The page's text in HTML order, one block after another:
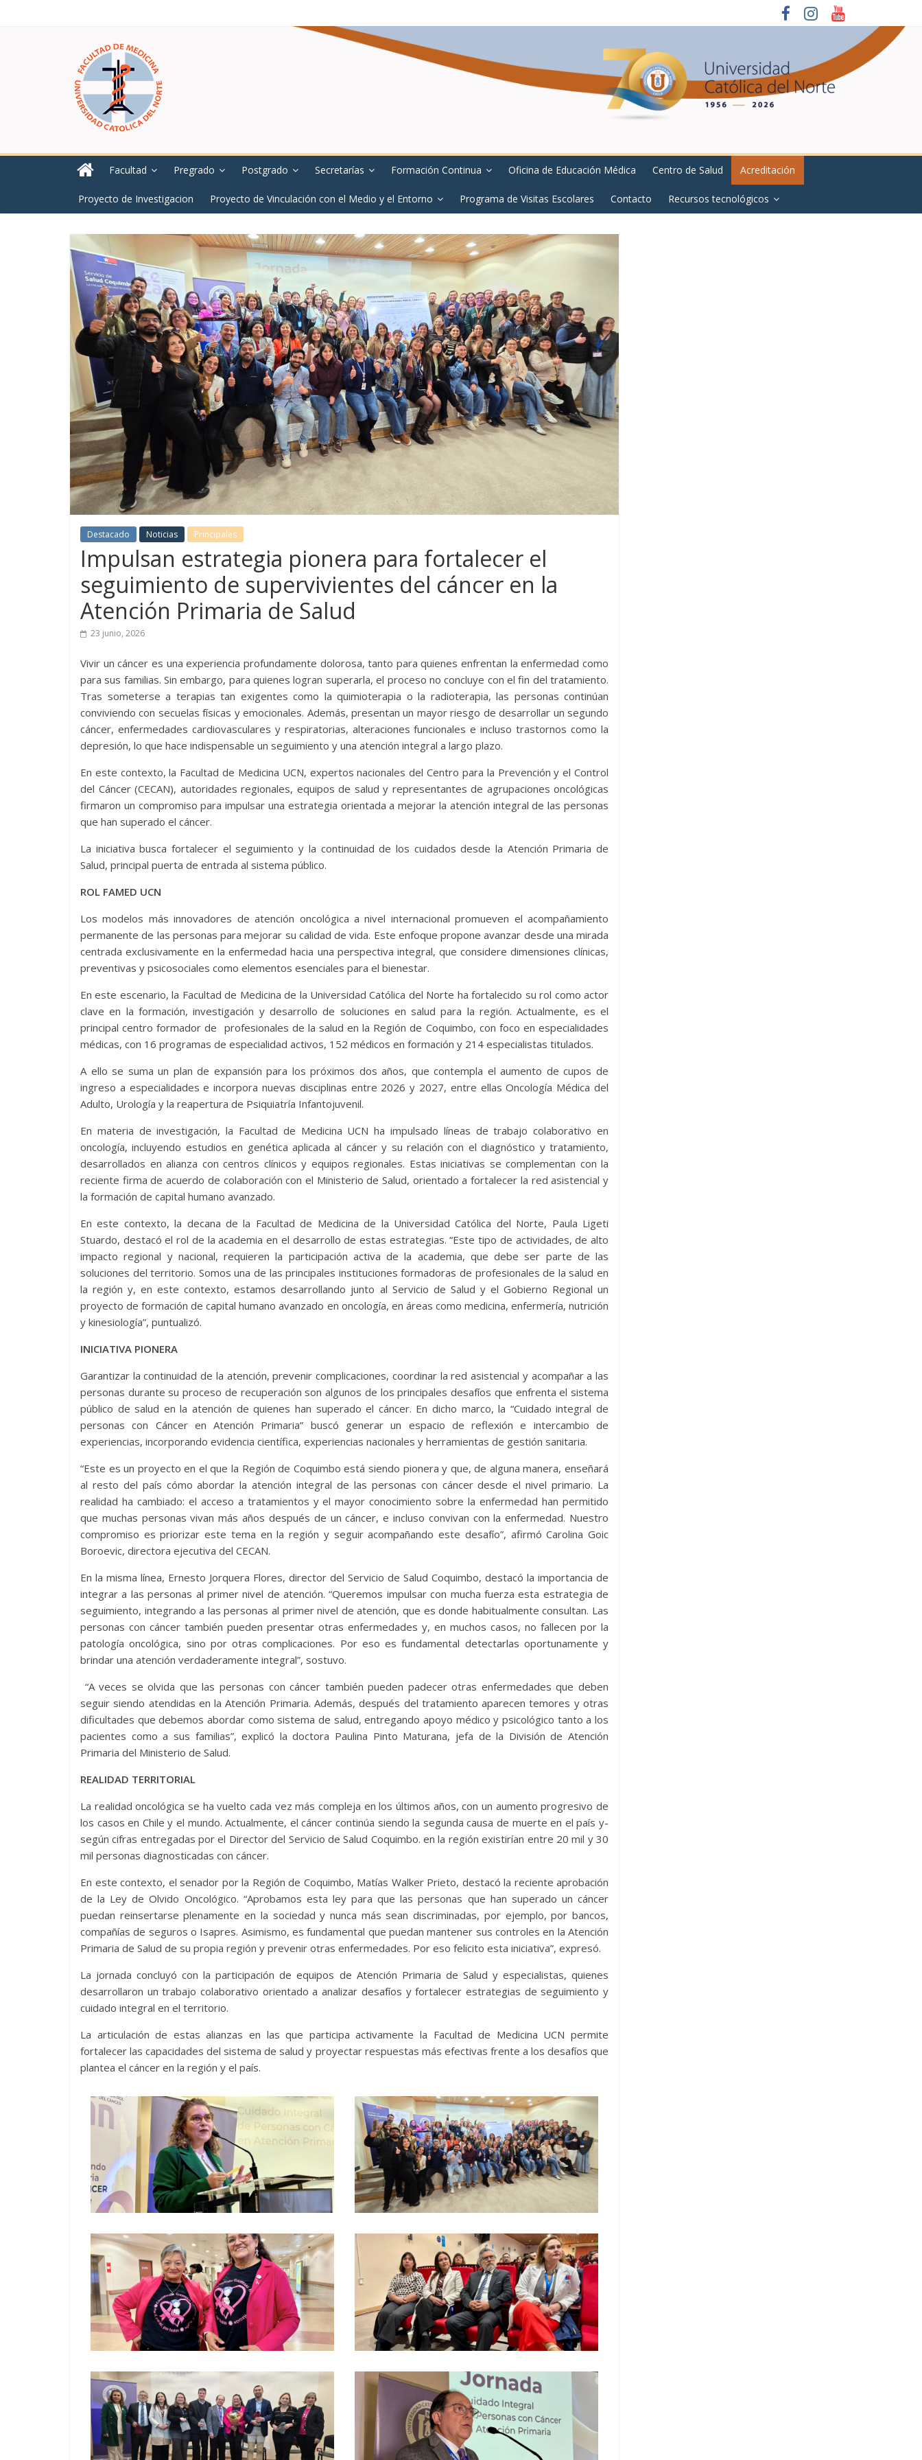
Facultad Pregrado Postgrado Secretarías Formación Continua Oficina de Educación Médica Centro de Salud Acreditación
Proyecto de Investigacion Proyecto de Vinculación con el Medio y el Entorno Programa de Visitas Escolares Contacto Recursos tecnológicos
Destacado Noticias Principales
Impulsan estrategia pionera para fortalecer el
seguimiento de supervivientes del cáncer en la
Atención Primaria de Salud
23 junio, 2026
Vivir un cáncer es una experiencia profundamente dolorosa, tanto para quienes enfrentan la enfermedad como
para sus familias. Sin embargo, para quienes logran superarla, el proceso no concluye con el fin del tratamiento.
Tras someterse a terapias tan exigentes como la quimioterapia o la radioterapia, las personas continúan
conviviendo con secuelas físicas y emocionales. Además, presentan un mayor riesgo de desarrollar un segundo
cáncer, enfermedades cardiovasculares y respiratorias, alteraciones funcionales e incluso trastornos como la
depresión, lo que hace indispensable un seguimiento y una atención integral a largo plazo.
En este contexto, la Facultad de Medicina UCN, expertos nacionales del Centro para la Prevención y el Control
del Cáncer (CECAN), autoridades regionales, equipos de salud y representantes de agrupaciones oncológicas
firmaron un compromiso para impulsar una estrategia orientada a mejorar la atención integral de las personas
que han superado el cáncer.
La iniciativa busca fortalecer el seguimiento y la continuidad de los cuidados desde la Atención Primaria de
Salud, principal puerta de entrada al sistema público.
ROL FAMED UCN
Los modelos más innovadores de atención oncológica a nivel internacional promueven el acompañamiento
permanente de las personas para mejorar su calidad de vida. Este enfoque propone avanzar desde una mirada
centrada exclusivamente en la enfermedad hacia una perspectiva integral, que considere dimensiones clínicas,
preventivas y psicosociales como elementos esenciales para el bienestar.
En este escenario, la Facultad de Medicina de la Universidad Católica del Norte ha fortalecido su rol como actor
clave en la formación, investigación y desarrollo de soluciones en salud para la región. Actualmente, es el
principal centro formador de profesionales de la salud en la Región de Coquimbo, con foco en especialidades
médicas, con 16 programas de especialidad activos, 152 médicos en formación y 214 especialistas titulados.
A ello se suma un plan de expansión para los próximos dos años, que contempla el aumento de cupos de
ingreso a especialidades e incorpora nuevas disciplinas entre 2026 y 2027, entre ellas Oncología Médica del
Adulto, Urología y la reapertura de Psiquiatría Infantojuvenil.
En materia de investigación, la Facultad de Medicina UCN ha impulsado líneas de trabajo colaborativo en
oncología, incluyendo estudios en genética aplicada al cáncer y su relación con el diagnóstico y tratamiento,
desarrollados en alianza con centros clínicos y equipos regionales. Estas iniciativas se complementan con la
reciente firma de acuerdo de colaboración con el Ministerio de Salud, orientado a fortalecer la red asistencial y
la formación de capital humano avanzado.
En este contexto, la decana de la Facultad de Medicina de la Universidad Católica del Norte, Paula Ligeti
Stuardo, destacó el rol de la academia en el desarrollo de estas estrategias. “Este tipo de actividades, de alto
impacto regional y nacional, requieren la participación activa de la academia, que debe ser parte de las
soluciones del territorio. Somos una de las principales instituciones formadoras de profesionales de la salud en
la región y, en este contexto, estamos desarrollando junto al Servicio de Salud y el Gobierno Regional un
proyecto de formación de capital humano avanzado en oncología, en áreas como medicina, enfermería, nutrición
y kinesiología”, puntualizó.
INICIATIVA PIONERA
Garantizar la continuidad de la atención, prevenir complicaciones, coordinar la red asistencial y acompañar a las
personas durante su proceso de recuperación son algunos de los principales desafíos que enfrenta el sistema
público de salud en la atención de quienes han superado el cáncer. En dicho marco, la “Cuidado integral de
personas con Cáncer en Atención Primaria” buscó generar un espacio de reflexión e intercambio de
experiencias, incorporando evidencia científica, experiencias nacionales y herramientas de gestión sanitaria.
“Este es un proyecto en el que la Región de Coquimbo está siendo pionera y que, de alguna manera, enseñará
al resto del país cómo abordar la atención integral de las personas con cáncer desde el nivel primario. La
realidad ha cambiado: el acceso a tratamientos y el mayor conocimiento sobre la enfermedad han permitido
que muchas personas vivan más años después de un cáncer, e incluso convivan con la enfermedad. Nuestro
compromiso es priorizar este tema en la región y seguir acompañando este desafío”, afirmó Carolina Goic
Boroevic, directora ejecutiva del CECAN.
En la misma línea, Ernesto Jorquera Flores, director del Servicio de Salud Coquimbo, destacó la importancia de
integrar a las personas al primer nivel de atención. “Queremos impulsar con mucha fuerza esta estrategia de
seguimiento, integrando a las personas al primer nivel de atención, que es donde habitualmente consultan. Las
personas con cáncer también pueden presentar otras enfermedades y, en muchos casos, no fallecen por la
patología oncológica, sino por otras complicaciones. Por eso es fundamental detectarlas oportunamente y
brindar una atención verdaderamente integral”, sostuvo.
“A veces se olvida que las personas con cáncer también pueden padecer otras enfermedades que deben
seguir siendo atendidas en la Atención Primaria. Además, después del tratamiento aparecen temores y otras
dificultades que debemos abordar como sistema de salud, entregando apoyo médico y psicológico tanto a los
pacientes como a sus familias”, explicó la doctora Paulina Pinto Maturana, jefa de la División de Atención
Primaria del Ministerio de Salud.
REALIDAD TERRITORIAL
La realidad oncológica se ha vuelto cada vez más compleja en los últimos años, con un aumento progresivo de
los casos en Chile y el mundo. Actualmente, el cáncer continúa siendo la segunda causa de muerte en el país y-
según cifras entregadas por el Director del Servicio de Salud Coquimbo. en la región existirían entre 20 mil y 30
mil personas diagnosticadas con cáncer.
En este contexto, el senador por la Región de Coquimbo, Matías Walker Prieto, destacó la reciente aprobación
de la Ley de Olvido Oncológico. “Aprobamos esta ley para que las personas que han superado un cáncer
puedan reinsertarse plenamente en la sociedad y nunca más sean discriminadas, por ejemplo, por bancos,
compañías de seguros o Isapres. Asimismo, es fundamental que puedan mantener sus controles en la Atención
Primaria de Salud de su propia región y prevenir otras enfermedades. Por eso felicito esta iniciativa”, expresó.
La jornada concluyó con la participación de equipos de Atención Primaria de Salud y especialistas, quienes
desarrollaron un trabajo colaborativo orientado a analizar desafíos y fortalecer estrategias de seguimiento y
cuidado integral en el territorio.
La articulación de estas alianzas en las que participa activamente la Facultad de Medicina UCN permite
fortalecer las capacidades del sistema de salud y proyectar respuestas más efectivas frente a los desafíos que
plantea el cáncer en la región y el país.